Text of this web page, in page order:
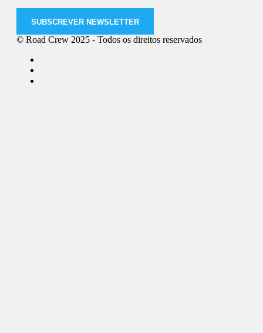
SUBSCREVER NEWSLETTER
© Road Crew 2025 - Todos os direitos reservados